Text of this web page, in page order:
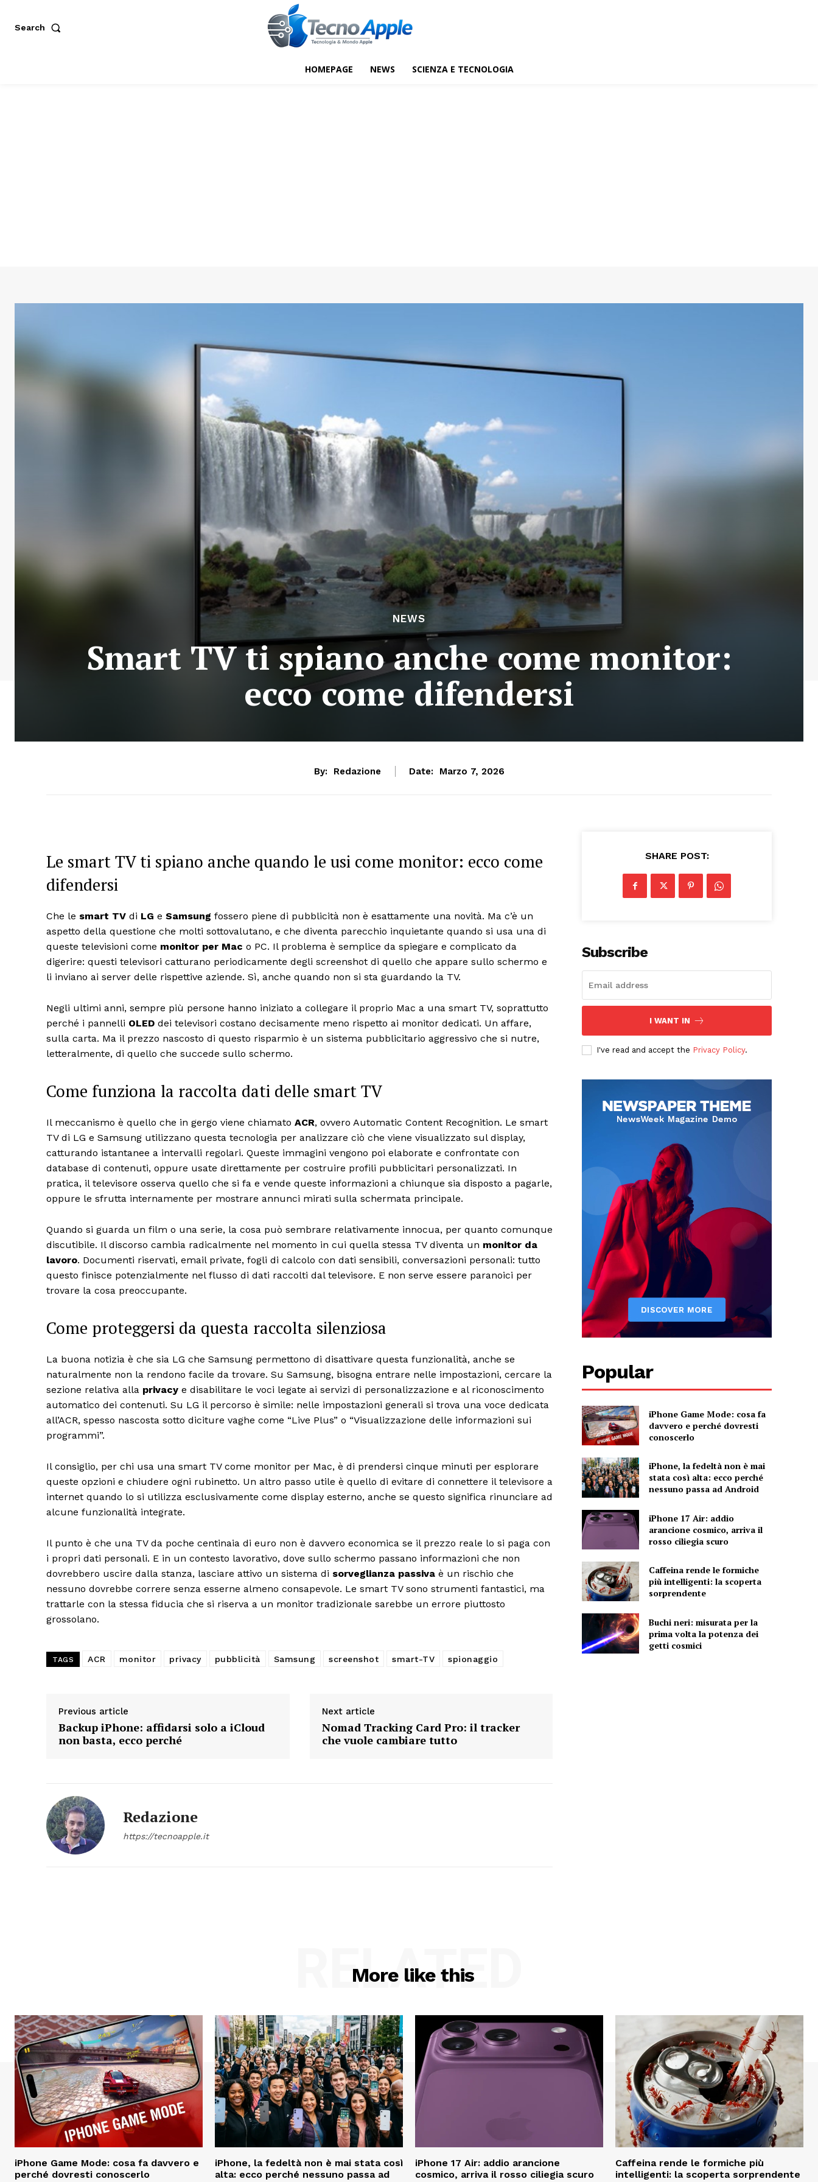
Search
HOMEPAGE NEWS SCIENZA E TECNOLOGIA
NEWS
Smart TV ti spiano anche come monitor:
ecco come difendersi
By: Redazione Date: Marzo 7, 2026
Le smart TV ti spiano anche quando le usi come monitor: ecco come
difendersi
Che le smart TV di LG e Samsung fossero piene di pubblicità non è esattamente una novità. Ma c’è un
aspetto della questione che molti sottovalutano, e che diventa parecchio inquietante quando si usa una di
queste televisioni come monitor per Mac o PC. Il problema è semplice da spiegare e complicato da
digerire: questi televisori catturano periodicamente degli screenshot di quello che appare sullo schermo e
li inviano ai server delle rispettive aziende. Sì, anche quando non si sta guardando la TV.
Negli ultimi anni, sempre più persone hanno iniziato a collegare il proprio Mac a una smart TV, soprattutto
perché i pannelli OLED dei televisori costano decisamente meno rispetto ai monitor dedicati. Un affare,
sulla carta. Ma il prezzo nascosto di questo risparmio è un sistema pubblicitario aggressivo che si nutre,
letteralmente, di quello che succede sullo schermo.
Come funziona la raccolta dati delle smart TV
Il meccanismo è quello che in gergo viene chiamato ACR, ovvero Automatic Content Recognition. Le smart
TV di LG e Samsung utilizzano questa tecnologia per analizzare ciò che viene visualizzato sul display,
catturando istantanee a intervalli regolari. Queste immagini vengono poi elaborate e confrontate con
database di contenuti, oppure usate direttamente per costruire profili pubblicitari personalizzati. In
pratica, il televisore osserva quello che si fa e vende queste informazioni a chiunque sia disposto a pagarle,
oppure le sfrutta internamente per mostrare annunci mirati sulla schermata principale.
Quando si guarda un film o una serie, la cosa può sembrare relativamente innocua, per quanto comunque
discutibile. Il discorso cambia radicalmente nel momento in cui quella stessa TV diventa un monitor da
lavoro. Documenti riservati, email private, fogli di calcolo con dati sensibili, conversazioni personali: tutto
questo finisce potenzialmente nel flusso di dati raccolti dal televisore. E non serve essere paranoici per
trovare la cosa preoccupante.
Come proteggersi da questa raccolta silenziosa
La buona notizia è che sia LG che Samsung permettono di disattivare questa funzionalità, anche se
naturalmente non la rendono facile da trovare. Su Samsung, bisogna entrare nelle impostazioni, cercare la
sezione relativa alla privacy e disabilitare le voci legate ai servizi di personalizzazione e al riconoscimento
automatico dei contenuti. Su LG il percorso è simile: nelle impostazioni generali si trova una voce dedicata
all’ACR, spesso nascosta sotto diciture vaghe come “Live Plus” o “Visualizzazione delle informazioni sui
programmi”.
Il consiglio, per chi usa una smart TV come monitor per Mac, è di prendersi cinque minuti per esplorare
queste opzioni e chiudere ogni rubinetto. Un altro passo utile è quello di evitare di connettere il televisore a
internet quando lo si utilizza esclusivamente come display esterno, anche se questo significa rinunciare ad
alcune funzionalità integrate.
Il punto è che una TV da poche centinaia di euro non è davvero economica se il prezzo reale lo si paga con
i propri dati personali. E in un contesto lavorativo, dove sullo schermo passano informazioni che non
dovrebbero uscire dalla stanza, lasciare attivo un sistema di sorveglianza passiva è un rischio che
nessuno dovrebbe correre senza esserne almeno consapevole. Le smart TV sono strumenti fantastici, ma
trattarle con la stessa fiducia che si riserva a un monitor tradizionale sarebbe un errore piuttosto
grossolano.
TAGS ACR monitor privacy pubblicità Samsung screenshot smart-TV spionaggio
Previous article
Backup iPhone: affidarsi solo a iCloud
non basta, ecco perché
Next article
Nomad Tracking Card Pro: il tracker
che vuole cambiare tutto
Redazione
https://tecnoapple.it
SHARE POST:
Subscribe
I WANT IN
I've read and accept the Privacy Policy.
Popular
iPhone Game Mode: cosa fa
davvero e perché dovresti
conoscerlo
iPhone, la fedeltà non è mai
stata così alta: ecco perché
nessuno passa ad Android
iPhone 17 Air: addio
arancione cosmico, arriva il
rosso ciliegia scuro
Caffeina rende le formiche
più intelligenti: la scoperta
sorprendente
Buchi neri: misurata per la
prima volta la potenza dei
getti cosmici
More like this
RELATED
iPhone Game Mode: cosa fa davvero e
perché dovresti conoscerlo
iPhone, la fedeltà non è mai stata così
alta: ecco perché nessuno passa ad
iPhone 17 Air: addio arancione
cosmico, arriva il rosso ciliegia scuro
Caffeina rende le formiche più
intelligenti: la scoperta sorprendente